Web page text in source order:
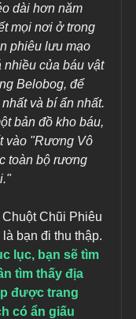
dài hơn năm
mọi nơi ở trong
phiêu lưu mạo
nhiều của báu vật
Belobog, để
và bí ẩn nhất.
bản đồ kho báu,
vào "Rương Vô
toàn bộ rương
Chũi Phiêu
bạn đi thu thập.
lục, bạn sẽ tìm
tìm thấy địa
được trang
có ẩn giấu